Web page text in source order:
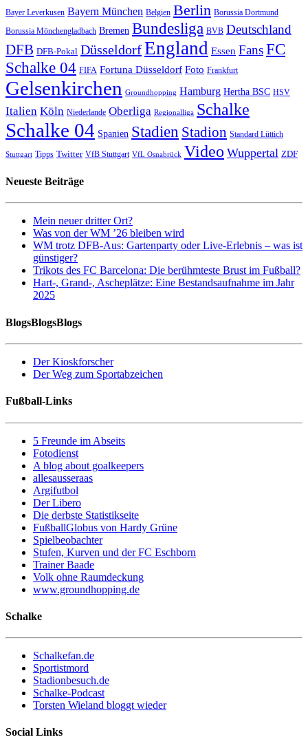
Bayer Leverkusen Bayern München Belgien Berlin Borussia Dortmund
Borussia Mönchengladbach Bremen Bundesliga BVB Deutschland
DFB DFB-Pokal DüsseldorfEngland Essen FansFC
Schalke 04 FIFA Fortuna Düsseldorf Foto Frankfurt
Gelsenkirchen Groundhopping Hamburg Hertha BSC HSV
Italien Köln Niederlande Oberliga Regionalliga Schalke
Schalke 04 Spanien Stadien Stadion Standard Lüttich
Stuttgart Tipps Twitter VfB Stuttgart VfL Osnabrück Video Wuppertal ZDF
Neueste Beiträge
Mein neuer dritter Ort?
Was von der WM ’26 bleiben wird
WM trotz DFB-Aus: Gartenparty oder Live-Erlebnis – was ist
günstiger?
Trikots des FC Barcelona: Die berühmteste Brust im Fußball?
Hart-, Grand-, Ascheplätze: Eine Bestandsaufnahme im Jahr
2025
BlogsBlogsBlogs
Der Kioskforscher
Der Weg zum Sportabzeichen
Fußball-Links
5 Freunde im Abseits
Fotodienst
A blog about goalkeepers
allesausseraas
Argifutbol
Der Libero
Die derbste Statistikseite
FußballGlobus von Hardy Grüne
Spielbeobachter
Stufen, Kurven und der FC Eschborn
Trainer Baade
Volk ohne Raumdeckung
www.groundhopping.de
Schalke
Schalkefan.de
Sportistmord
Stadionbesuch.de
Schalke-Podcast
Torsten Wieland bloggt wieder
Social Links